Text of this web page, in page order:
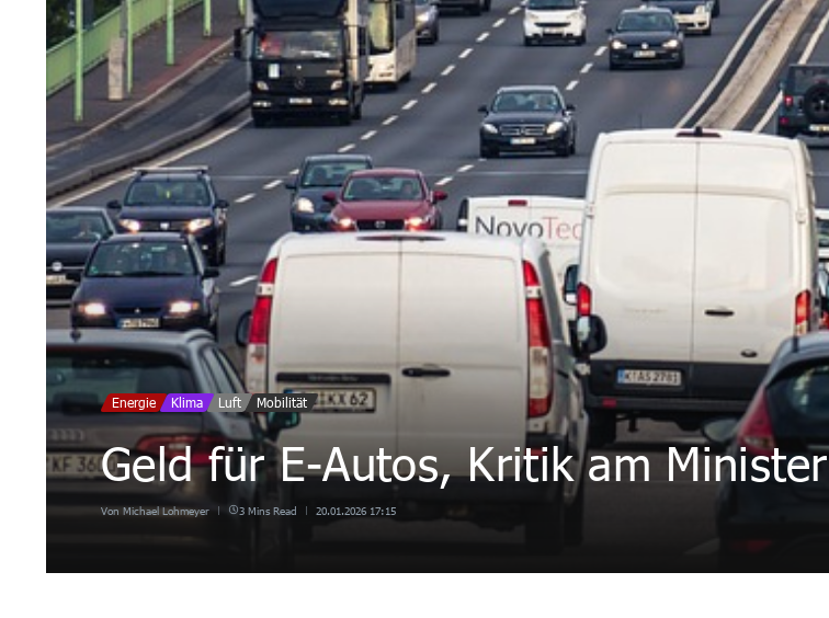
Energie Klima Luft Mobilität
Geld für E-Autos, Kritik am Minister
Von Michael Lohmeyer 3 Mins Read 20.01.2026 17:15